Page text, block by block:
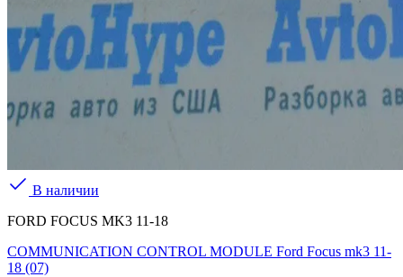
В наличии
FORD FOCUS MK3 11-18
COMMUNICATION CONTROL MODULE Ford Focus mk3 11-
18 (07)